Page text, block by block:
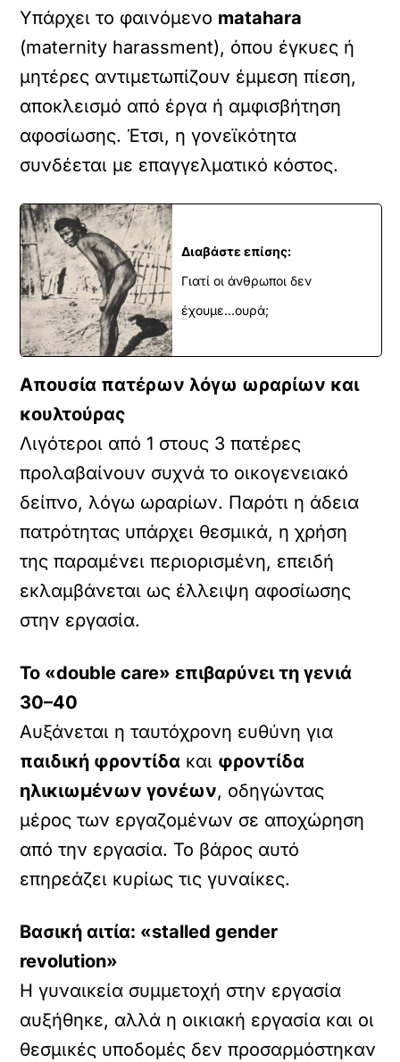
Υπάρχει το φαινόμενο matahara
(maternity harassment), όπου έγκυες ή
μητέρες αντιμετωπίζουν έμμεση πίεση,
αποκλεισμό από έργα ή αμφισβήτηση
αφοσίωσης. Έτσι, η γονεϊκότητα
συνδέεται με επαγγελματικό κόστος.
Διαβάστε επίσης:
Γιατί οι άνθρωποι δεν
έχουμε...ουρά;
Απουσία πατέρων λόγω ωραρίων και
κουλτούρας
Λιγότεροι από 1 στους 3 πατέρες
προλαβαίνουν συχνά το οικογενειακό
δείπνο, λόγω ωραρίων. Παρότι η άδεια
πατρότητας υπάρχει θεσμικά, η χρήση
της παραμένει περιορισμένη, επειδή
εκλαμβάνεται ως έλλειψη αφοσίωσης
στην εργασία.
Το «double care» επιβαρύνει τη γενιά
30–40
Αυξάνεται η ταυτόχρονη ευθύνη για
παιδική φροντίδα και φροντίδα
ηλικιωμένων γονέων, οδηγώντας
μέρος των εργαζομένων σε αποχώρηση
από την εργασία. Το βάρος αυτό
επηρεάζει κυρίως τις γυναίκες.
Βασική αιτία: «stalled gender
revolution»
Η γυναικεία συμμετοχή στην εργασία
αυξήθηκε, αλλά η οικιακή εργασία και οι
θεσμικές υποδομές δεν προσαρμόστηκαν